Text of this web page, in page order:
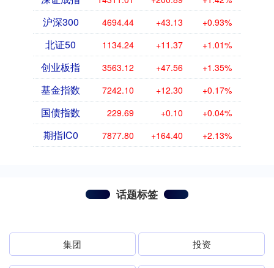
沪深300 4694.44 +43.13 +0.93%
北证50 1134.24 +11.37 +1.01%
创业板指 3563.12 +47.56 +1.35%
基金指数 7242.10 +12.30 +0.17%
国债指数 229.69 +0.10 +0.04%
期指IC0 7877.80 +164.40 +2.13%
话题标签
集团 投资